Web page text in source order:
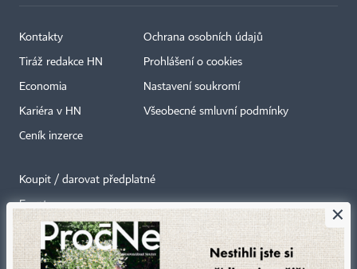
Kontakty
Tiráž redakce HN
Economia
Kariéra v HN
Ceník inzerce
Ochrana osobních údajů
Prohlášení o cookies
Nastavení soukromí
Všeobecné smluvní podmínky
Koupit / darovat předplatné
Eventy
Newslettery
RSS kanály
×